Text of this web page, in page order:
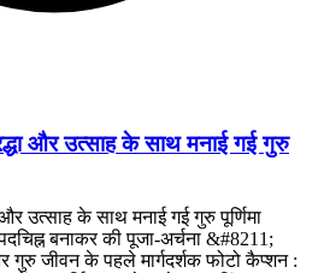
और उत्साह के साथ मनाई गई गुरु
उत्साह के साथ मनाई गई गुरु पूर्णिमा
बनाकर की पूजा-अर्चना &#8211;
गुरु जीवन के पहले मार्गदर्शक फोटो कैप्शन :